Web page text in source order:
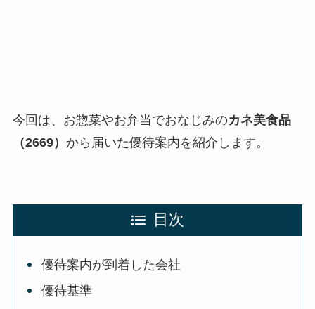
今回は、お惣菜やお弁当でおなじみのカネ美食品
（2669） から届いた優待案内を紹介します。
目次
優待案内が到着した会社
優待基準